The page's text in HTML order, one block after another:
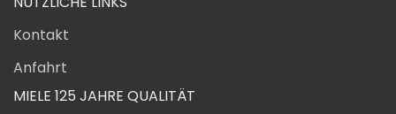
Kontakt
Anfahrt
MIELE 125 JAHRE QUALITÄT